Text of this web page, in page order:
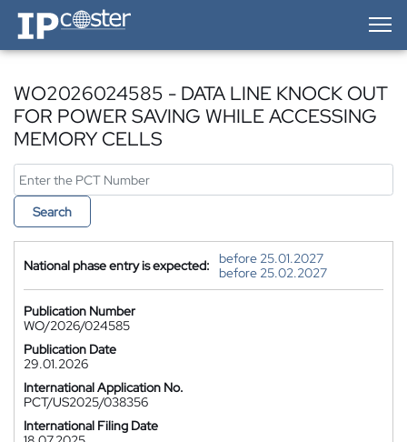
IP-Coster — Home
WO2026024585 - DATA LINE KNOCK OUT
FOR POWER SAVING WHILE ACCESSING
MEMORY CELLS
Search
National phase entry is expected:
before 25.01.2027
before 25.02.2027
Publication Number
WO/2026/024585
Publication Date
29.01.2026
International Application No.
PCT/US2025/038356
International Filing Date